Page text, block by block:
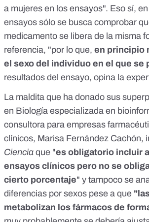
a mujeres en los ensayos". Eso sí,
ensayos sólo se busca comprobar
medicamento se libera de la misma
referencia, "por lo que, en principio
el sexo del individuo en el que se
resultados del ensayo, opina la
La maldita que ha donado sus
en Biología especializada en
consultora para empresas
clínicos, Marisa Fernández Cachón,
Ciencia que "es obligatorio incluir
ensayos clínicos pero no se
cierto porcentaje" y tampoco se
diferencias por sexos pese a que
metabolizan los fármacos de